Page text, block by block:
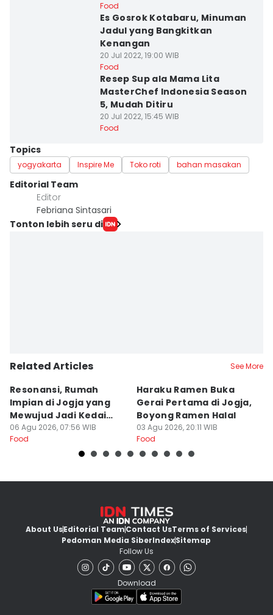
Food
Es Gosrok Kotabaru, Minuman
Jadul yang Bangkitkan
Kenangan
20 Jul 2022, 19:00 WIB
Food
Resep Sup ala Mama Lita
MasterChef Indonesia Season
5, Mudah Ditiru
20 Jul 2022, 15:45 WIB
Food
Topics
yogyakarta Inspire Me Toko roti bahan masakan
Editorial Team
Editor
Febriana Sintasari
Tonton lebih seru di
Related Articles See More
Resonansi, Rumah
Impian di Jogja yang
Mewujud Jadi Kedai
Ramen dan Burger
06 Agu 2026, 07:56 WIB
Food
Haraku Ramen Buka
Gerai Pertama di Jogja,
Boyong Ramen Halal
03 Agu 2026, 20:11 WIB
Food
About UsEditorial TeamContact UsTerms of Services
Pedoman Media SiberIndexSitemap
Follow Us
Download